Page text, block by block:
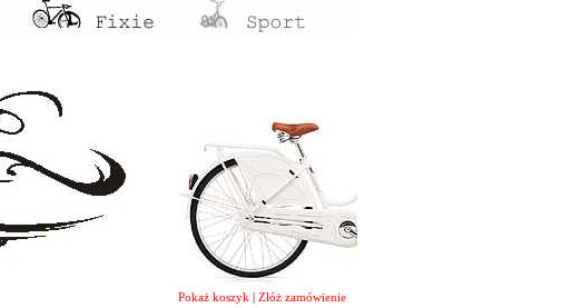
Pokaż koszyk Złóż zamówienie